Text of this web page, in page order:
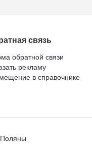
связь
обратной связи
рекламу
в справочнике